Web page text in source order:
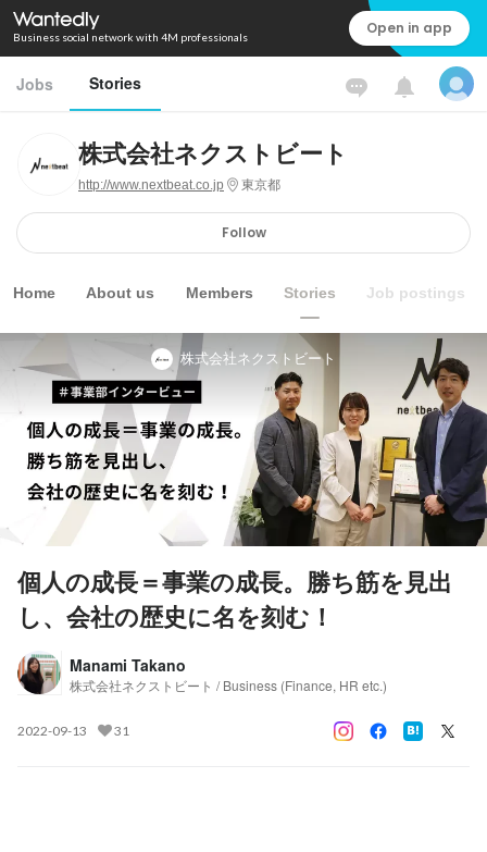
Business social network with 4M professionals Open in app
Jobs Stories
株式会社ネクストビート
http://www.nextbeat.co.jp 東京都
Follow
Home About us Members Stories Job postings
株式会社ネクストビート
個人の成長＝事業の成長。勝ち筋を見出
し、会社の歴史に名を刻む！
Manami Takano
株式会社ネクストビート / Business (Finance, HR etc.)
2022-09-13 31